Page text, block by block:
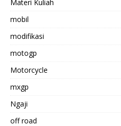
Materi Kuliah
mobil
modifikasi
motogp
Motorcycle
mxgp
Ngaji
off road